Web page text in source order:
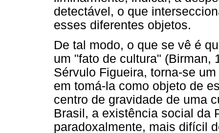
detectável, o que
esses diferentes objetos.
De tal modo, o que se vê é
um "fato de cultura" (Birman,
Sérvulo Figueira, torna-se
em tomá-la como objeto de
centro de gravidade de uma
Brasil, a existência social da
paradoxalmente, mais difícil